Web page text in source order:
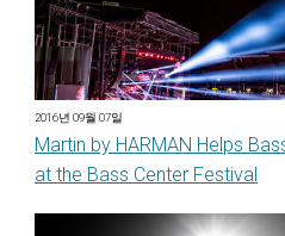
2016년 09월 07일
Martin by HARMAN Helps
at the Bass Center Festival